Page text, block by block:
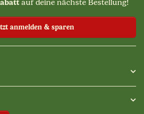
auf deine nächste Bestellung!
anmelden & sparen